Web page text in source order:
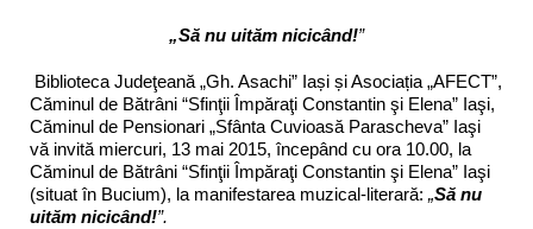
„Să nu uităm nicicând!”
Biblioteca Judeţeană „Gh. Asachi” Iași și Asociația „AFECT”,
Căminul de Bătrâni “Sfinţii Împăraţi Constantin şi Elena” Iaşi,
Căminul de Pensionari „Sfânta Cuvioasă Parascheva” Iaşi
vă invită miercuri, 13 mai 2015, începând cu ora 10.00, la
Căminul de Bătrâni “Sfinţii Împăraţi Constantin şi Elena” Iaşi
(situat în Bucium), la manifestarea muzical-literară: „Să nu
uităm nicicând!”.